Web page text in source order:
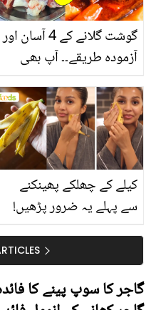
گوشت گلانے کے 4 آسان اور
آزمودہ طریقے۔۔ آپ بھی
بتائے راز
کیلے کے چھلکے پھینکنے
سے پہلے یہ ضرور پڑھیں!
سستا اور قدرتی حل
گاجر کا سوپ پینے کا